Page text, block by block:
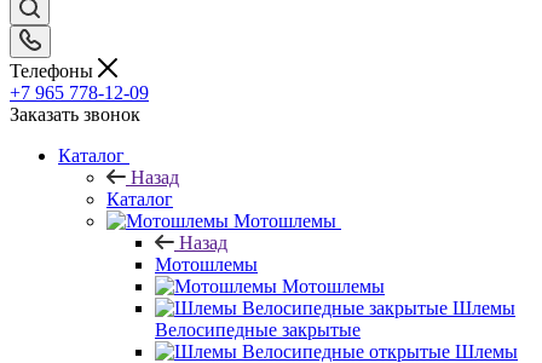
Телефоны
+7 965 778-12-09
Заказать звонок
Каталог
Назад
Каталог
Мотошлемы
Назад
Мотошлемы
Мотошлемы
Шлемы
Велосипедные закрытые
Шлемы